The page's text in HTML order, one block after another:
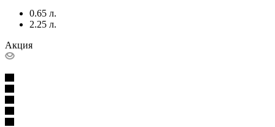
0.65 л.
2.25 л.
Акция